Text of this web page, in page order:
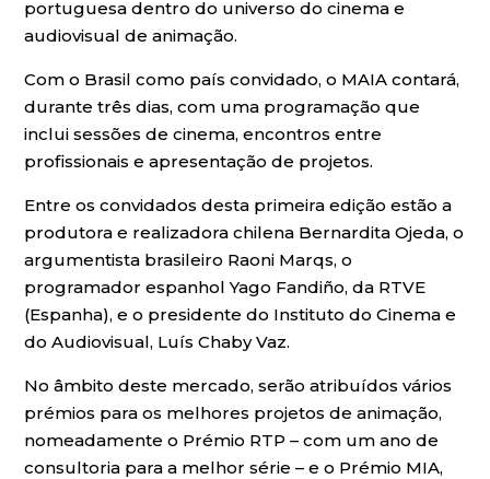
portuguesa dentro do universo do cinema e
audiovisual de animação.
Com o Brasil como país convidado, o MAIA contará,
durante três dias, com uma programação que
inclui sessões de cinema, encontros entre
profissionais e apresentação de projetos.
Entre os convidados desta primeira edição estão a
produtora e realizadora chilena Bernardita Ojeda, o
argumentista brasileiro Raoni Marqs, o
programador espanhol Yago Fandiño, da RTVE
(Espanha), e o presidente do Instituto do Cinema e
do Audiovisual, Luís Chaby Vaz.
No âmbito deste mercado, serão atribuídos vários
prémios para os melhores projetos de animação,
nomeadamente o Prémio RTP – com um ano de
consultoria para a melhor série – e o Prémio MIA,